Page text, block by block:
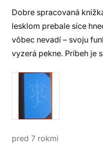
Dobre spracovaná
lesklom prebale síce
vôbec nevadí – svoju
vyzerá pekne. Príbeh je
pred 7 rokmi